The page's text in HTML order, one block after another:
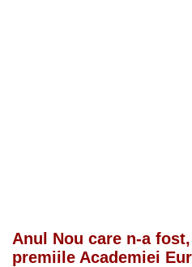
Anul Nou care n-a
premiile Academiei